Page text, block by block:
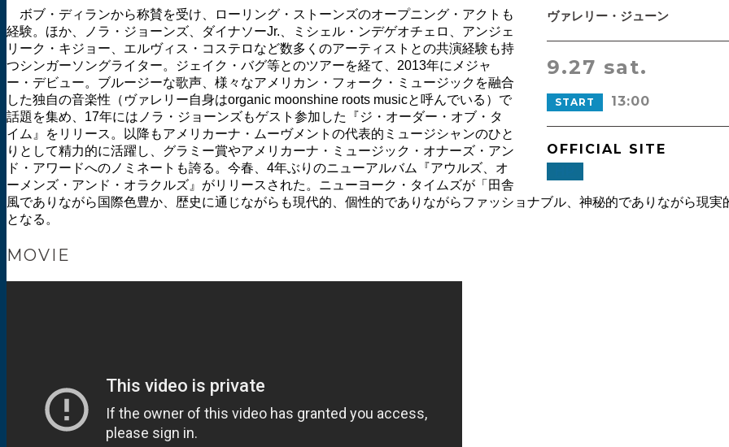
ヴァレリー・ジューン
9.27 sat.
START 13:00
OFFICIAL SITE
ボブ・ディランから称賛を受け、ローリング・ストーンズのオープニング・アクトも
経験。ほか、ノラ・ジョーンズ、ダイナソーJr.、ミシェル・ンデゲオチェロ、アンジェ
リーク・キジョー、エルヴィス・コステロなど数多くのアーティストとの共演経験も持
つシンガーソングライター。ジェイク・バグ等とのツアーを経て、2013年にメジャ
ー・デビュー。ブルージーな歌声、様々なアメリカン・フォーク・ミュージックを融合
した独自の音楽性（ヴァレリー自身はorganic moonshine roots musicと呼んでいる）で
話題を集め、17年にはノラ・ジョーンズもゲスト参加した『ジ・オーダー・オブ・タ
イム』をリリース。以降もアメリカーナ・ムーヴメントの代表的ミュージシャンのひと
りとして精力的に活躍し、グラミー賞やアメリカーナ・ミュージック・オナーズ・アン
ド・アワードへのノミネートも誇る。今春、4年ぶりのニューアルバム『アウルズ、オ
ーメンズ・アンド・オラクルズ』がリリースされた。ニューヨーク・タイムズが「田舎
風でありながら国際色豊か、歴史に通じながらも現代的、個性的でありながらファッショナブル、神秘的でありながら現
となる。
MOVIE